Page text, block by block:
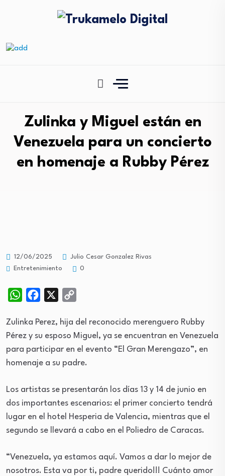
Zulinka y Miguel están en
Venezuela para un concierto
en homenaje a Rubby Pérez
12/06/2025
Julio Cesar Gonzalez Rivas
Entretenimiento
0
WhatsAppFacebook
Zulinka Perez, hija del reconocido merenguero Rubby
Pérez y su esposo Miguel, ya se encuentran en Venezuela
para participar en el evento “El Gran Merengazo”, en
homenaje a su padre.
Los artistas se presentarán los días 13 y 14 de junio en
dos importantes escenarios: el primer concierto tendrá
lugar en el hotel Hesperia de Valencia, mientras que el
segundo se llevará a cabo en el Poliedro de Caracas.
“Venezuela, ya estamos aquí. Vamos a dar lo mejor de
nosotros. Esta va por ti, padre querido!!! Cuánto amor